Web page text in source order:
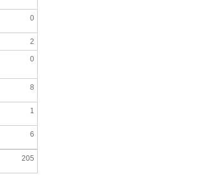
0
2
0
8
1
6
205